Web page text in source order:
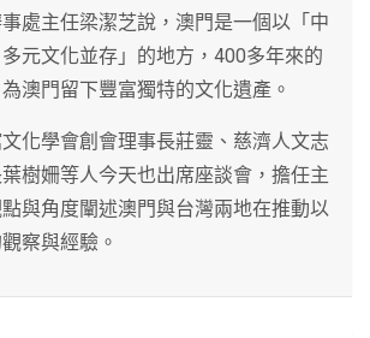
處主任梁潔芝說，澳門是一個以「中
元文化並存」的地方，400多年來的
澳門留下豐富獨特的文化遺產。
化學會創會理事長莊靈、慈濟人文志
樹姍等人今天也出席座談會，擔任主
與角度闡述澳門與台灣兩地在推動以
察與經驗。